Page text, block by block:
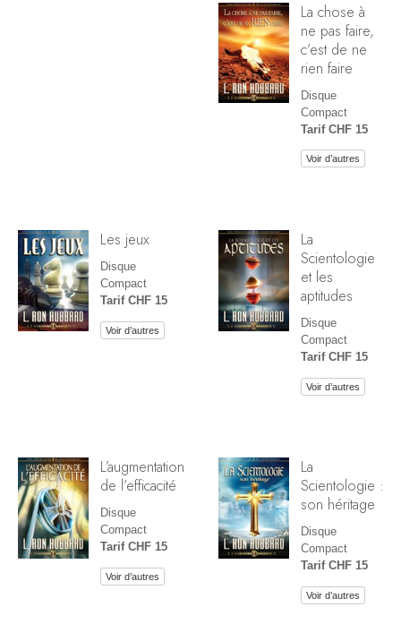
La chose à
ne pas faire,
c’est de ne
rien faire
Disque
Compact
Tarif CHF 15
Voir d’autres
Les jeux
Disque
Compact
Tarif CHF 15
Voir d’autres
La
Scientologie
et les
aptitudes
Disque
Compact
Tarif CHF 15
Voir d’autres
L’augmentation
de l’efficacité
Disque
Compact
Tarif CHF 15
Voir d’autres
La
Scientologie :
son héritage
Disque
Compact
Tarif CHF 15
Voir d’autres